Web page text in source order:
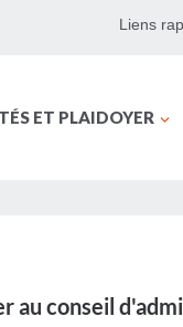
Liens
ET PLAIDOYER
au conseil